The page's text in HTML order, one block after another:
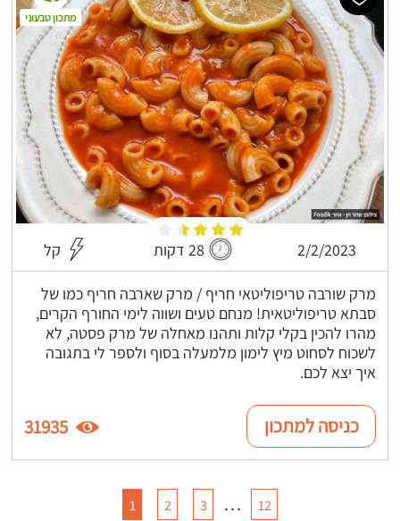
2/2/2023 28 דקות קל
מרק שורבה טריפוליטאי חריף / מרק שארבה חריף כמו של
סבתא טריפוליטאית! מנחם טעים ושווה לימי החורף הקרים,
מהרו להכין בקלי קלות ותהנו מאחלה של מרק פסטה, לא
לשכוח לסחוט מיץ לימון מלמעלה בסוף ולספר לי בתגובה
איך יצא לכם.
מתכון טבעוני
כניסה למתכון 31935
1 2 3 … 12